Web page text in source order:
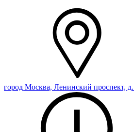
город Москва, Ленинский проспект,